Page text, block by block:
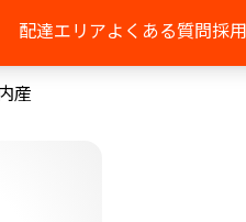
配達エリアよくある質問採
産